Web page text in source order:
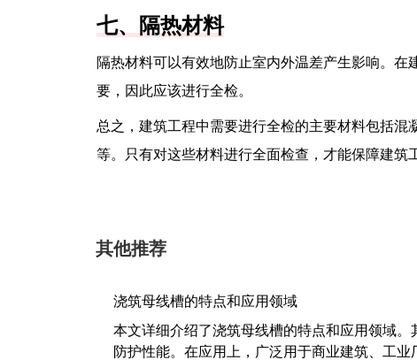
七、隔热材料
隔热材料可以有效地防止室内外温差产生影响。
要，因此应该进行全检。
总之，建筑工程中需要进行全检的主要材料包括
等。只有对这些材料进行全面检查，才能保障建筑
其他推荐
浇筑母线槽的特点和应用领域
本文详细介绍了浇筑母线槽的特点和应用领域
防护性能。在应用上，广泛用于商业建筑、工